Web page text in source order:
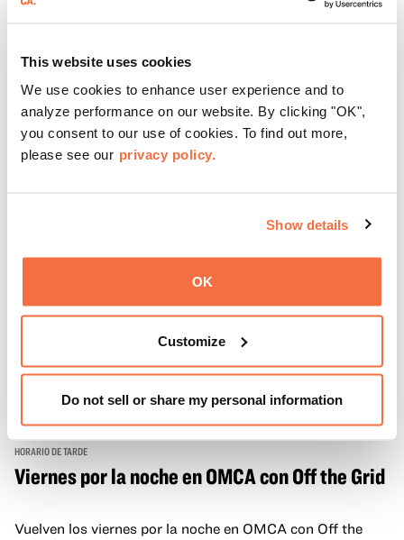
This website uses cookies
We use cookies to enhance user experience and to
analyze performance on our website. By clicking "OK",
you consent to our use of cookies. To find out more,
please see our privacy policy.
Show details
OK
Customize
Do not sell or share my personal information
el Town Fare Cafe, del chef Michele McQueen, donde
podrás disfrutar de bebidas y aperitivos con música de
fondo, o explora las galerías, que cobran vida por la noche
con una mezcla de actuaciones improvisadas, charlas,
sesiones de dibujo en directo y mucho más... ¡solo para
adultos!
Más información
HORARIO DE TARDE
Viernes por la noche en OMCA con Off the Grid
Vuelven los viernes por la noche en OMCA con Off the